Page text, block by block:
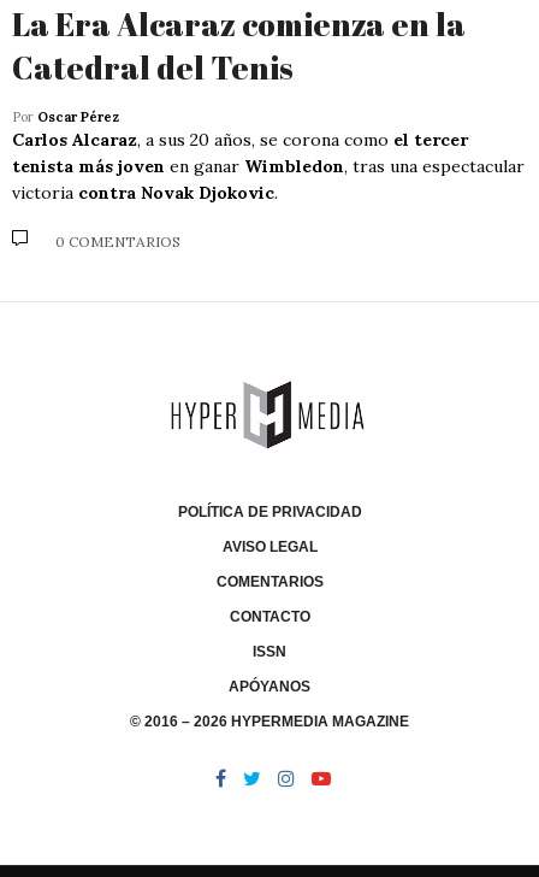
La Era Alcaraz comienza en la
Catedral del Tenis
Por Oscar Pérez
Carlos Alcaraz, a sus 20 años, se corona como el tercer
tenista más joven en ganar Wimbledon, tras una espectacular
victoria contra Novak Djokovic.
0 COMENTARIOS
POLÍTICA DE PRIVACIDAD
AVISO LEGAL
COMENTARIOS
CONTACTO
ISSN
APÓYANOS
© 2016 – 2026 HYPERMEDIA MAGAZINE